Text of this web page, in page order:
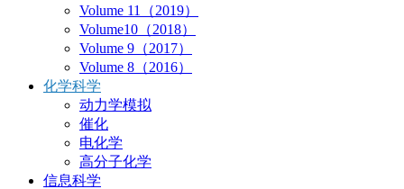
Volume 11（2019）
Volume10（2018）
Volume 9（2017）
Volume 8（2016）
化学科学
动力学模拟
催化
电化学
高分子化学
信息科学